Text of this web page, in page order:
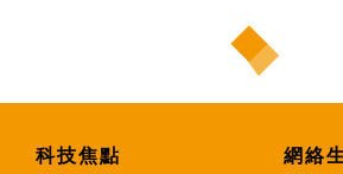
科技焦點 網絡